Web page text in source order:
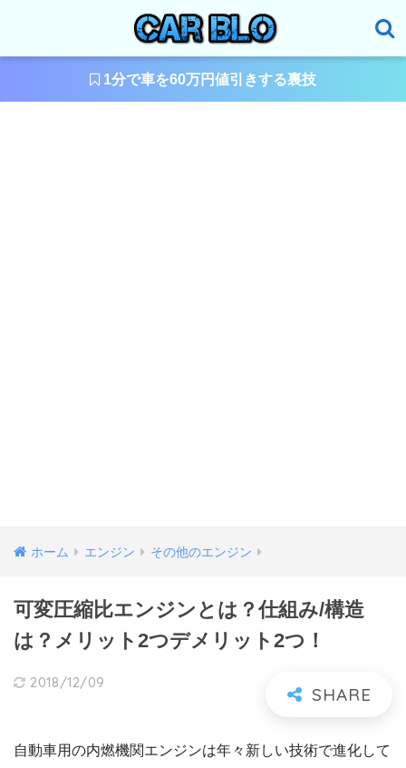
1分で車を60万円値引きする裏技
ホーム エンジン その他のエンジン
可変圧縮比エンジンとは？仕組み/構造
は？メリット2つデメリット2つ！
2018/12/09
自動車用の内燃機関エンジンは年々新しい技術で進化して